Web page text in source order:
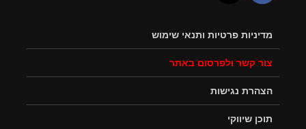
מדיניות פרטיות ותנאי שימוש
צור קשר ולפרסום באתר
הצהרת נגישות
תוכן שיווקי